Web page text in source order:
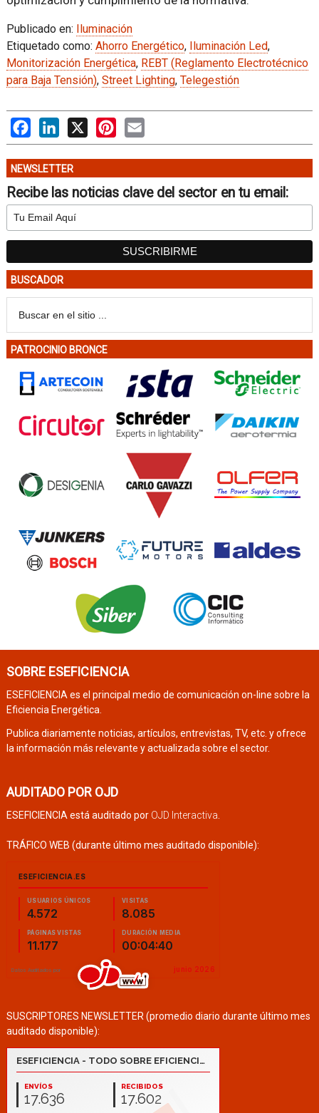
Publicado en: Iluminación
Etiquetado como: Ahorro Energético, Iluminación Led,
Monitorización Energética, REBT (Reglamento Electrotécnico
para Baja Tensión), Street Lighting, Telegestión
FacebookLinkedIn
X PinterestEmail
NEWSLETTER
Recibe las noticias clave del sector en tu email:
BUSCADOR
PATROCINIO BRONCE
SOBRE ESEFICIENCIA
ESEFICIENCIA es el principal medio de comunicación on-line sobre la
Eficiencia Energética.
Publica diariamente noticias, artículos, entrevistas, TV, etc. y ofrece
la información más relevante y actualizada sobre el sector.
AUDITADO POR OJD
ESEFICIENCIA está auditado por OJD Interactiva.
TRÁFICO WEB (durante último mes auditado disponible):
SUSCRIPTORES NEWSLETTER (promedio diario durante último mes
auditado disponible):